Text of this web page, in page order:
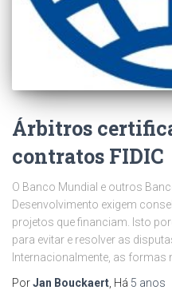
Árbitros
contratos FIDIC
O Banco Mundial e outros
Desenvolvimento exigem
projetos que financiam. Isto
para evitar e resolver as
Internacionalmente, as formas
PorJan Bouckaert , Há 5 anos